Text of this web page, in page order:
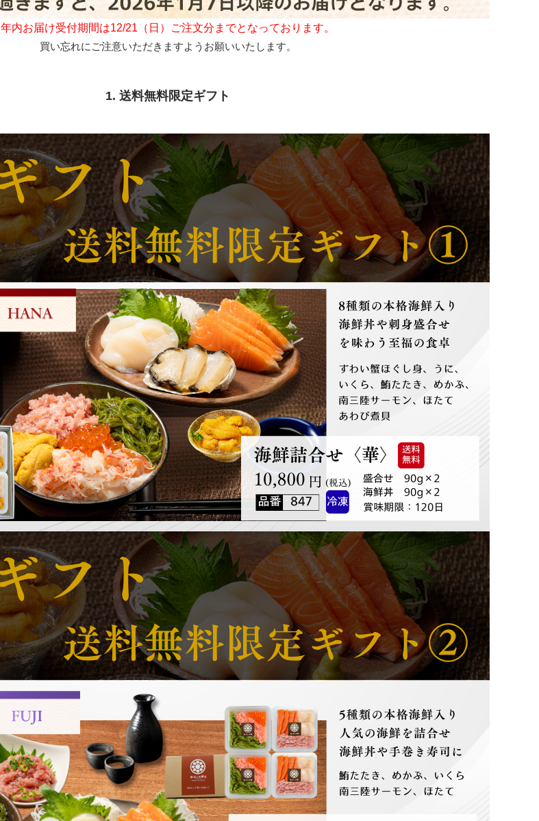
年内お届け受付期間は12/21（日）ご注文分までとなっております。
買い忘れにご注意いただきますようお願いいたします。
1. 送料無料限定ギフト